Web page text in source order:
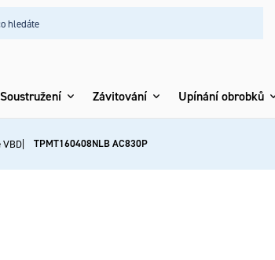
Soustružení Závitování Upínání obrobků
VBD TPMT160408NLB AC830P